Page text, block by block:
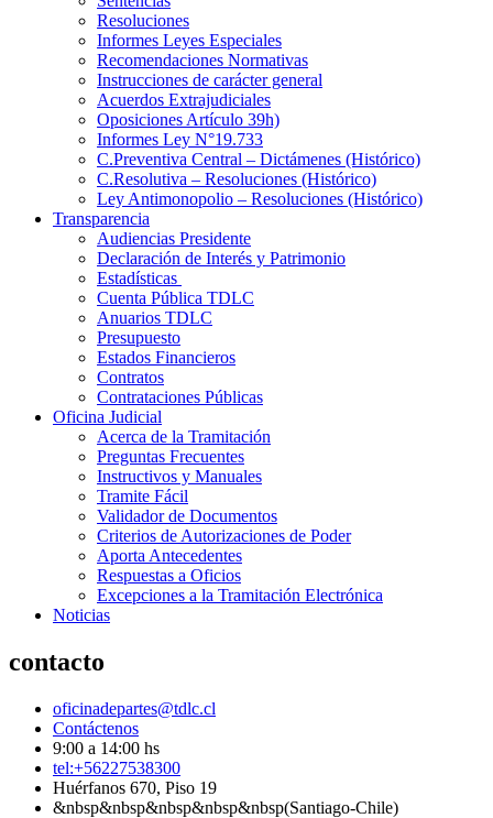
Resoluciones
Informes Leyes Especiales
Recomendaciones Normativas
Instrucciones de carácter general
Acuerdos Extrajudiciales
Oposiciones Artículo 39h)
Informes Ley N°19.733
C.Preventiva Central – Dictámenes (Histórico)
C.Resolutiva – Resoluciones (Histórico)
Ley Antimonopolio – Resoluciones (Histórico)
Transparencia
Audiencias Presidente
Declaración de Interés y Patrimonio
Estadísticas
Cuenta Pública TDLC
Anuarios TDLC
Presupuesto
Estados Financieros
Contratos
Contrataciones Públicas
Oficina Judicial
Acerca de la Tramitación
Preguntas Frecuentes
Instructivos y Manuales
Tramite Fácil
Validador de Documentos
Criterios de Autorizaciones de Poder
Aporta Antecedentes
Respuestas a Oficios
Excepciones a la Tramitación Electrónica
Noticias
contacto
oficinadepartes@tdlc.cl
Contáctenos
9:00 a 14:00 hs
tel:+56227538300
Huérfanos 670, Piso 19
&nbsp&nbsp&nbsp&nbsp&nbsp(Santiago-Chile)